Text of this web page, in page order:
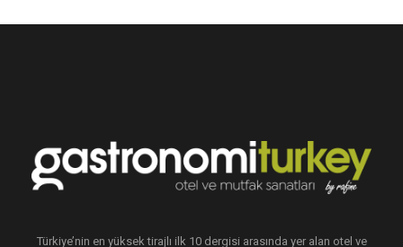
Türkiye’nin en yüksek tirajlı ilk 10 dergisi arasında yer alan otel ve